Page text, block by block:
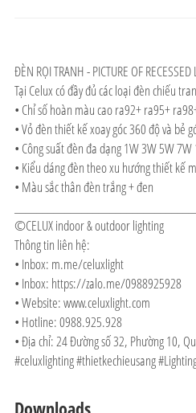
ĐÈN RỌI TRANH - PICTURE OF
Tại Celux có đầy đủ các loại đèn chiếu
• Chỉ số hoàn màu cao ra92+ ra95+
• Vỏ đèn thiết kế xoay góc 360 độ và bẻ
• Công suất đèn đa dạng 1W 3W 5W
• Kiểu dáng đèn theo xu hướng thiết kế
• Màu sắc thân đèn trắng + đen
©CELUX indoor & outdoor lighting
Thông tin liên hệ:
• Inbox: m.me/celuxlight
• Inbox: https://zalo.me/0988925928
• Website: www.celuxlight.com
• Hotline: 0988.925.928
• Địa chỉ: 24 Đường số 32, Phường 10,
#celuxlighting #thietkechieusang